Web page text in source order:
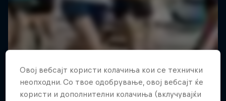
Овој вебсајт користи колачиња кои се технички
неопходни. Со твое одобрување, овој вебсајт ќе
користи и дополнителни колачиња (вклучувајќи